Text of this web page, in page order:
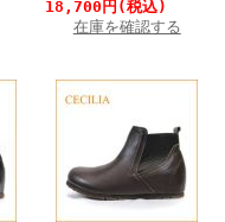
18,700円 (税込)
在庫を確認する